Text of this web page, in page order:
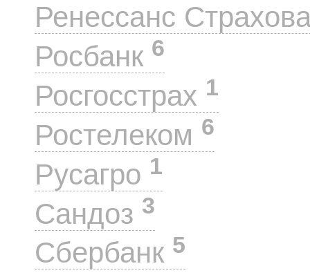
Ренессанс
Росбанк 6
Росгосстрах 1
Ростелеком 6
Русагро 1
Сандоз 3
Сбербанк 5